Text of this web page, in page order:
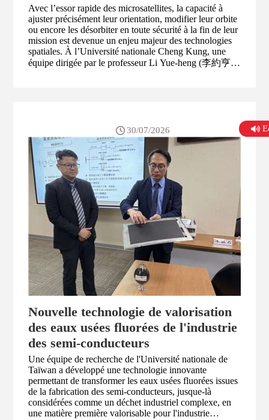
Avec l’essor rapide des microsatellites, la capacité à
ajuster précisément leur orientation, modifier leur orbite
ou encore les désorbiter en toute sécurité à la fin de leur
mission est devenue un enjeu majeur des technologies
spatiales. À l’Université nationale Cheng Kung, une
équipe dirigée par le professeur Li Yue-heng (李約亨),
l’objet d’essais en orbite. Une première qui marque une
étape importante dans le développement par Taïwan de
technologies nationales de propulsion électrique pour
microsatellites.
Nouvelle technologie de valorisation
des eaux usées fluorées de l'industrie
des semi-conducteurs
Une équipe de recherche de l'Université nationale de
Taïwan a développé une technologie innovante
permettant de transformer les eaux usées fluorées issues
de la fabrication des semi-conducteurs, jusque-là
considérées comme un déchet industriel complexe, en
une matière première valorisable pour l'industrie
30/07/2026